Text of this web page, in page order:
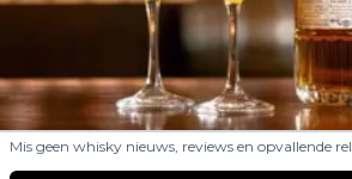
Mis geen whisky nieuws, reviews en opvallende